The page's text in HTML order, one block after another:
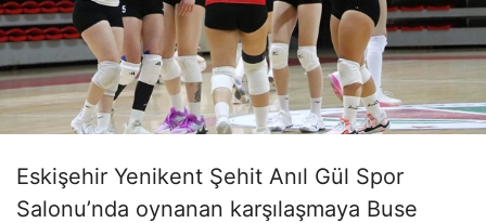
Eskişehir Yenikent Şehit Anıl Gül Spor
Salonu’nda oynanan karşılaşmaya Buse